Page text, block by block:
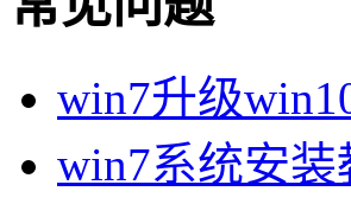
win7升级
win7系统安装